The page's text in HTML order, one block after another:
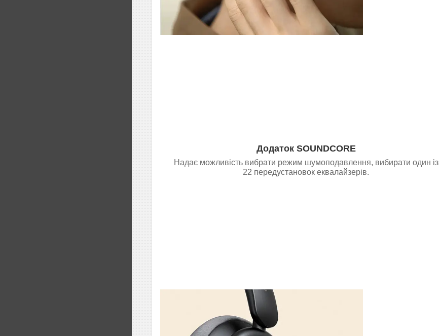
Додаток SOUNDCORE
Надає можливість вибрати режим шумоподавлення, вибирати один із
22 передустановок еквалайзерів.